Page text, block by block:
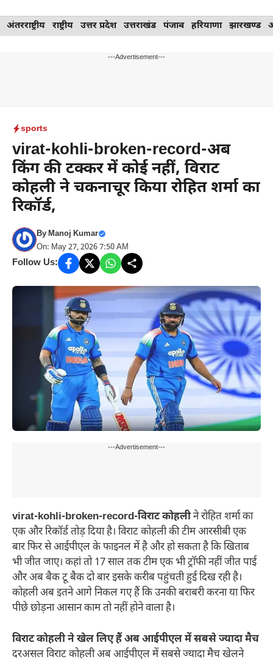
Skip
to
अंतरराष्ट्रीय राष्ट्रीय उत्तर प्रदेश उत्तराखंड पंजाब हरियाणा झारखण्ड
---Advertisement---
sports
virat-kohli-broken-record-अब
किंग की टक्कर में कोई नहीं, विराट
कोहली ने चकनाचूर किया रोहित शर्मा का
रिकॉर्ड,
ByManoj Kumar
On: May 27, 2026 7:50 AM
Follow Us:
---Advertisement---
virat-kohli-broken-record-विराट कोहलीने रोहित शर्मा का
एक और रिकॉर्ड तोड़ दिया है। विराट कोहली की टीम आरसीबी एक
बार फिर से आईपीएल के फाइनल में है और हो सकता है कि खिताब
भी जीत जाए। कहां तो 17 साल तक टीम एक भी ट्रॉफी नहीं जीत पाई
और अब बैक टू बैक दो बार इसके करीब पहुंचती हुई दिख रही है।
कोहली अब इतने आगे निकल गए हैं कि उनकी बराबरी करना या फिर
पीछे छोड़ना आसान काम तो नहीं होने वाला है।
विराट कोहली ने खेल लिए हैं अब आईपीएल में सबसे ज्यादा मैच
दरअसल विराट कोहली अब आईपीएल में सबसे ज्यादा मैच खेलने